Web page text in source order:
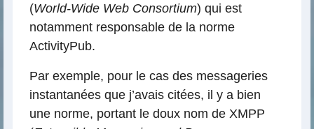
(World-Wide Web Consortium) qui est
notamment responsable de la norme
ActivityPub.
Par exemple, pour le cas des messageries
instantanées que j’avais citées, il y a bien
une norme, portant le doux nom de XMPP